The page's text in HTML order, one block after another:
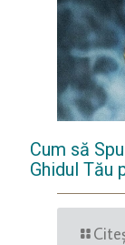
Cum să
Ghidul Tău